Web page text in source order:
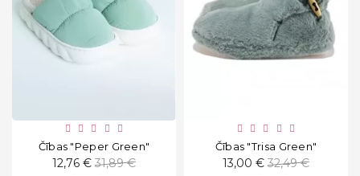
Čības "Peper Green"
12,76 € Standarta
31,89 €
Čības "Trisa Green"
13,00 € Standarta
32,49 €